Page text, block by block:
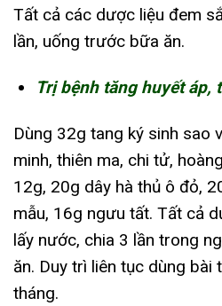
Tất cả các dược liệu đem
lần, uống trước bữa ăn.
Trị bệnh tăng huyết áp,
Dùng 32g tang ký sinh sao
minh, thiên ma, chi tử,
12g, 20g dây hà thủ ô đỏ,
mẫu, 16g ngưu tất. Tất cả
lấy nước, chia 3 lần trong
ăn. Duy trì liên tục dùng bài
tháng.